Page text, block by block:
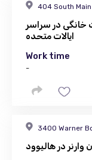
404 South
خانگی در سراسر
ایالات متحده
Work time
-
3400 Warner
در هالیوود